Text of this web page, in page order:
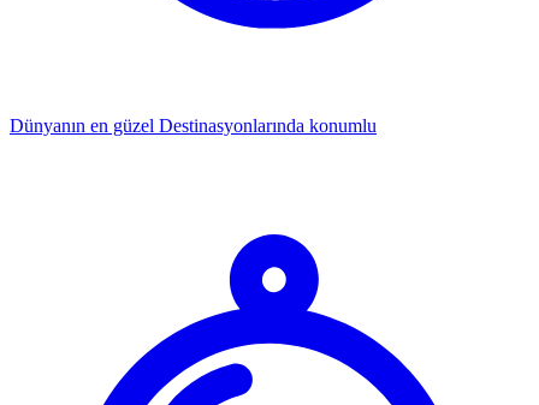
Dünyanın en güzel Destinasyonlarında konumlu